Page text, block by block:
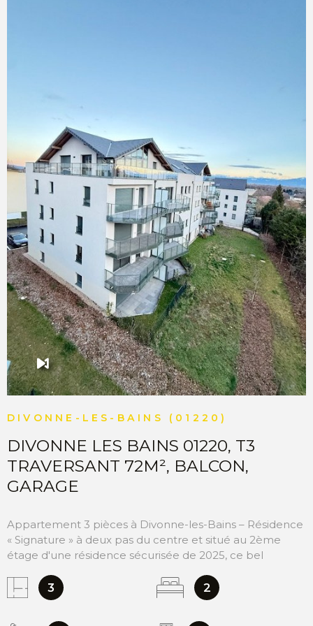
bien est exposé sont disponibles sur le site Géorisques
http://www.georisques.gouv.fr ”.
DIVONNE-LES-BAINS (01220)
DIVONNE LES BAINS 01220, T3
TRAVERSANT 72M², BALCON,
GARAGE
Appartement 3 pièces à Divonne-les-Bains – Résidence
« Signature » à deux pas du centre et situé au 2ème
étage d'une résidence sécurisée de 2025, ce bel
de 72 m². Il séduit par son balcon de 12 m², parfait pour
profiter d'un cadre de vie verdoyant. Dès l'entrée,
3 2
VOIR LE BIEN